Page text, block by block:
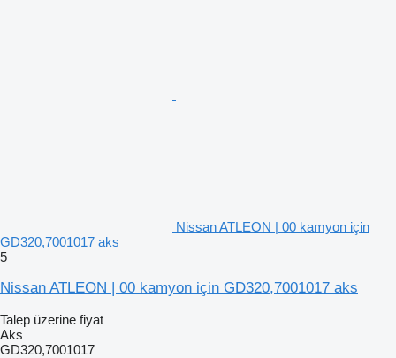
Nissan ATLEON | 00 kamyon için
GD320,7001017 aks
5
Nissan ATLEON | 00 kamyon için GD320,7001017 aks
Talep üzerine fiyat
Aks
GD320,7001017